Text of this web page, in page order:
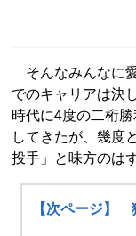
そんなみんなに
でのキャリアは決
時代に4度の二桁
してきたが、幾度
投手」と味方のは
【次ページ】